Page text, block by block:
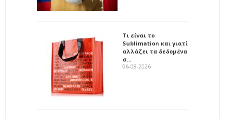
Τι είναι το
Sublimation και γιατί
αλλάζει τα δεδομένα
σ…
06-08-2026